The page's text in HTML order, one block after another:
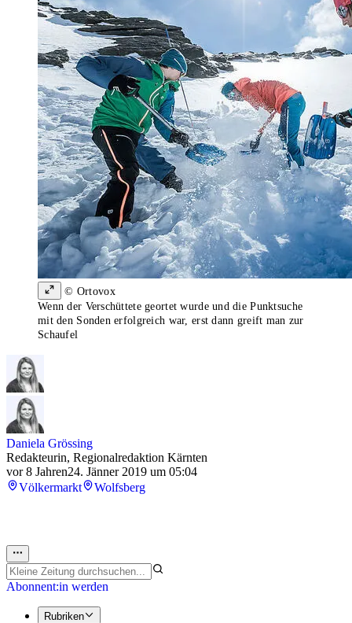
© Ortovox
Wenn der Verschüttete geortet wurde und die Punktsuche
mit den Sonden erfolgreich war, erst dann greift man zur
Schaufel
Daniela Grössing
Redakteurin, Regionalredaktion Kärnten
vor 8 Jahren24. Jänner 2019 um 05:04
Völkermarkt
Wolfsberg
Abonnent:in werden
Rubriken